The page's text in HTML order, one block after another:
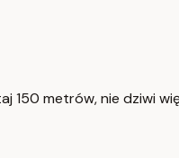
metrów, nie dziwi